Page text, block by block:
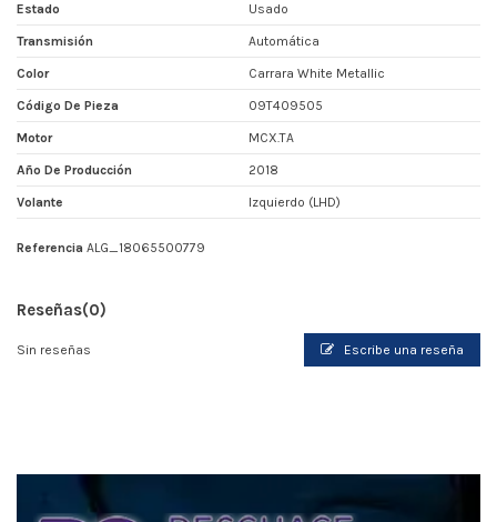
Estado Usado
Transmisión Automática
Color Carrara White Metallic
Código De Pieza 09T409505
Motor MCX.TA
Año De Producción 2018
Volante Izquierdo (LHD)
Referencia ALG_18065500779
Reseñas(0)
Sin reseñas Escribe una reseña